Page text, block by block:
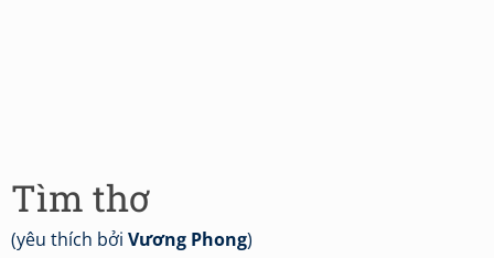
Tìm thơ
(yêu thích bởi Vương Phong)